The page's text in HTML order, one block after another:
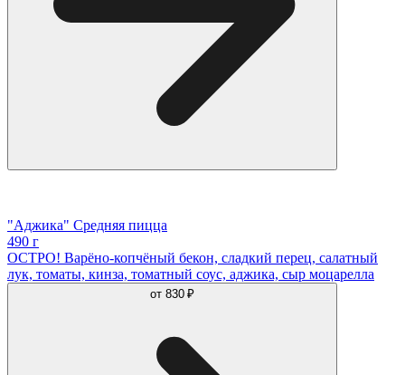
"Аджика" Средняя пицца
490 г
ОСТРО! Варёно-копчёный бекон, сладкий перец, салатный
лук, томаты, кинза, томатный соус, аджика, сыр моцарелла
от 830 ₽